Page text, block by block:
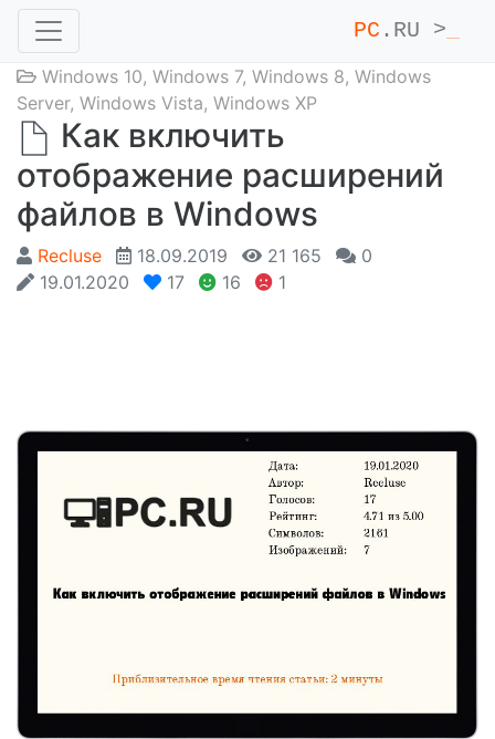
PC .RU >
Windows 10, Windows 7, Windows 8, Windows
Server, Windows Vista, Windows XP
Как включить
отображение расширений
файлов в Windows
Recluse 18.09.2019 21 165
0
19.01.2020
17 16 1